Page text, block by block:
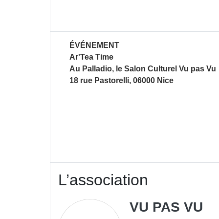
Description de
ÉVÉNEMENT
Ar'Tea Time
Au Palladio, le Salon Culturel Vu pas Vu
18 rue Pastorelli, 06000 Nice
L’association
VU PAS VU